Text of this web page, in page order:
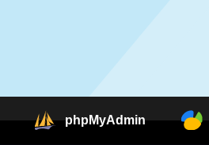
phpMyAdmin